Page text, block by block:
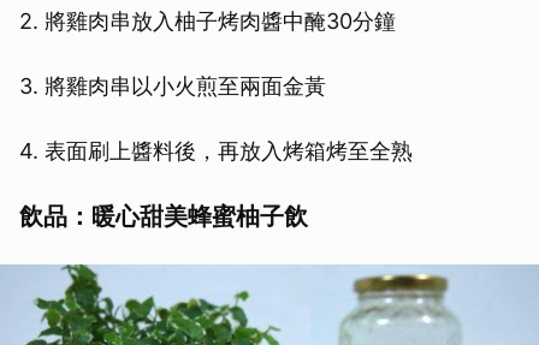
2. 將雞肉串放入柚子烤肉醬中醃30分鐘
3. 將雞肉串以小火煎至兩面金黃
4. 表面刷上醬料後，再放入烤箱烤至全熟
飲品：暖心甜美蜂蜜柚子飲